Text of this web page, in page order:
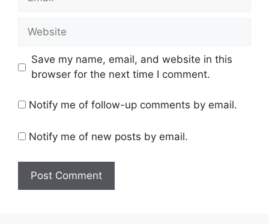
Website
Save my name, email, and website in this
browser for the next time I comment.
Notify me of follow-up comments by email.
Notify me of new posts by email.